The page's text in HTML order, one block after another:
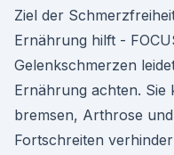
Ziel der
Ernährung hilft -
Gelenkschmerzen
Ernährung achten. Sie
bremsen, Arthrose
Fortschreiten